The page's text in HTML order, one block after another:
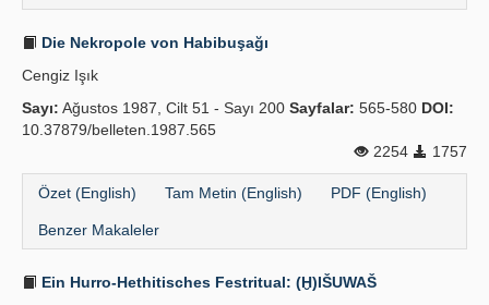
Die Nekropole von Habibuşağı
Cengiz Işık
Sayı: Ağustos 1987, Cilt 51 - Sayı 200 Sayfalar: 565-580 DOI:
10.37879/belleten.1987.565
2254
1757
Özet (English) Tam Metin (English) PDF (English)
Benzer Makaleler
Ein Hurro-Hethitisches Festritual: (Ḫ)IŠUWAŠ